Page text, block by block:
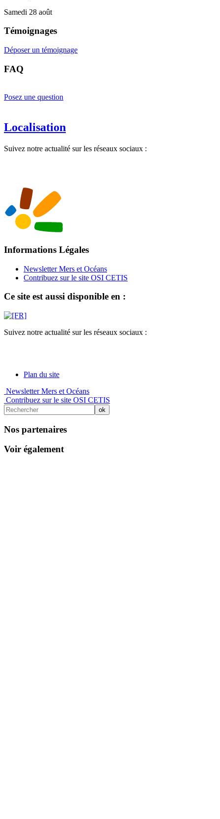
Samedi 28 août
Témoignages
Déposer un témoignage
FAQ
Posez une question
Localisation
Suivez notre actualité sur les réseaux sociaux :
Informations Légales
Newsletter Mers et Océans
Contribuez sur le site OSI CETIS
Ce site est aussi disponible en :
Suivez notre actualité sur les réseaux sociaux :
Plan du site
Newsletter Mers et Océans
Contribuez sur le site OSI CETIS
Nos partenaires
Voir également